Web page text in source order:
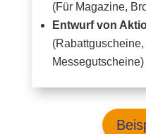
(Für Magazine,
Entwurf von
Messegutscheine)